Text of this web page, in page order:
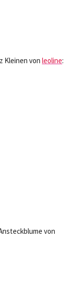
Kleinen von leoline:
von